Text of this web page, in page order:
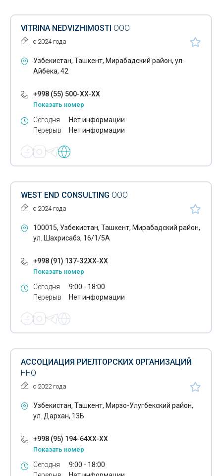
VITRINA NEDVIZHIMOSTI ООО
с 2024 года
Узбекистан, Ташкент, Мирабадский район, ул.
Айбека, 42
+998 (55) 500-XX-XX
Показать номер
Сегодня
Перерыв
Нет информации
Нет информации
WEST END CONSULTING ООО
с 2024 года
100015, Узбекистан, Ташкент, Мирабадский район,
ул. Шахрисабз, 16/1/5А
+998 (91) 137-32XX-XX
Показать номер
Сегодня
Перерыв
9:00 - 18:00
Нет информации
АССОЦИАЦИЯ РИЕЛТОРСКИХ ОРГАНИЗАЦИЙ
ННО
с 2022 года
Узбекистан, Ташкент, Мирзо-Улугбекский район,
ул. Дархан, 13Б
+998 (95) 194-64XX-XX
Показать номер
Сегодня
9:00 - 18:00